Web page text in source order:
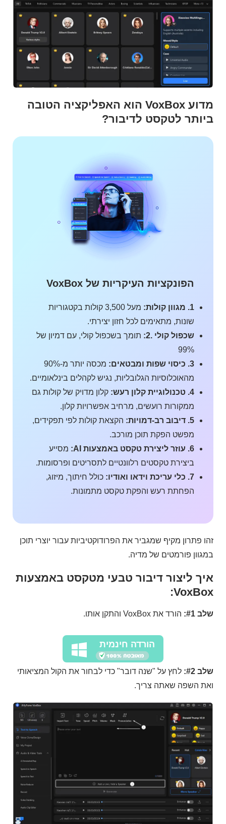
מדוע VoxBox הוא האפליקציה הטובה
ביותר לטקסט לדיבור?
הפונקציות העיקריות של VoxBox
1. מגוון קולות:
מעל 3,500 קולות בקטגוריות
שונות, מתאימים לכל חזון יצירתי.
שכפול קולי .2:
תומך בשכפול קולי, עם דמיון של
99%
3. כיסוי שפות ומבטאים:
מכסה יותר מ-90%
מהאוכלוסיות הגלובליות, נגיש לקהלים בינלאומיים.
4. טכנולוגיית קלון רעש:
קלון מדויק של קולות גם
ממקורות רועשים, מרחיב אפשרויות קלון.
5. דיבוב רב-דמויות:
הקצאת קולות לפי תפקידים,
מפשט הפקת תוכן מורכב.
6. עוזר ליצירת טקסט באמצעות AI:
מסייע
ביצירת טקסטים רלוונטיים לתסריטים ופרסומות.
7. כלי עריכת וידאו ואודיו:
כולל חיתוך, מיזוג,
הפחתת רעש והפקת טקסט מתמונות.
זהו פתרון מקיף שמגביר את הפרודוקטיביות עבור יוצרי תוכן
במגוון פורמטים של מדיה.
איך ליצור דיבור טבעי מטקסט באמצעות
VoxBox:
שלב #1: הורד את VoxBox והתקן אותו.
הורדה חינמית
שלב #2:
לחץ על "שנה דובר" כדי לבחור את הקול המציאותי
ואת השפה שאתה צריך.